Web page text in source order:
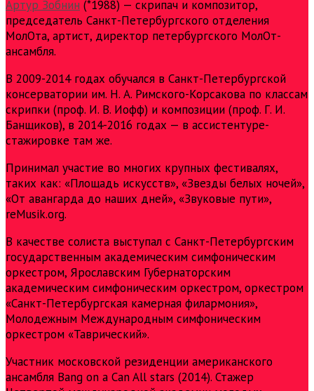
Артур Зобнин (*1988) — cкрипач и композитор,
председатель Санкт-Петербургского отделения
МолОта, артист, директор петербургского МолОт-
ансамбля.
В 2009-2014 годах обучался в Санкт-Петербургской
консерватории им. Н. А. Римского-Корсакова по классам
скрипки (проф. И. В. Иофф) и композиции (проф. Г. И.
Банщиков), в 2014-2016 годах — в ассистентуре-
стажировке там же.
Принимал участие во многих крупных фестивалях,
таких как: «Площадь искусств», «Звезды белых ночей»,
«От авангарда до наших дней», «Звуковые пути»,
reMusik.org.
В качестве солиста выступал с Санкт-Петербургским
государственным академическим симфоническим
оркестром, Ярославским Губернаторским
академическим симфоническим оркестром, оркестром
«Санкт-Петербургская камерная филармония»,
Молодежным Международным симфоническим
оркестром «Таврический».
Участник московской резиденции американского
ансамбля Bang on a Can All stars (2014). Стажер